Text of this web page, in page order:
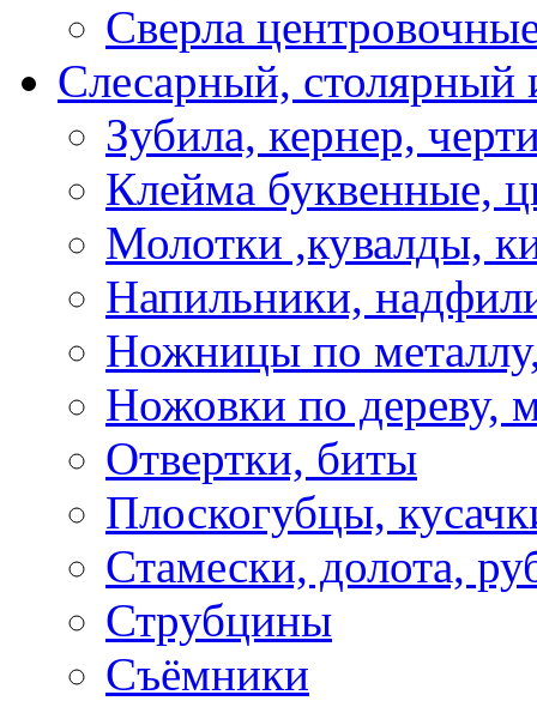
Сверла
Слесарный, столярный
Зубила, кернер,
Клейма буквенные,
Молотки ,кувалды,
Напильники,
Ножницы по
Ножовки по дереву,
Отвертки, биты
Плоскогубцы,
Стамески, долота,
Струбцины
Съёмники